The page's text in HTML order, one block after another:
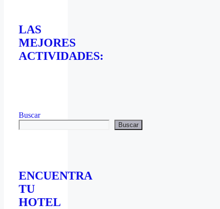
LAS
MEJORES
ACTIVIDADES:
Buscar
Buscar
ENCUENTRA
TU
HOTEL